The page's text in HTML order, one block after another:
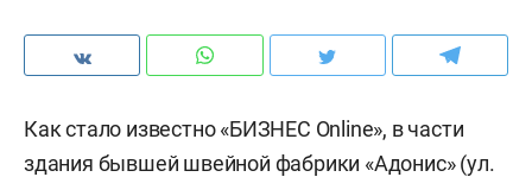
Как стало известно «БИЗНЕС Online», в части
здания бывшей швейной фабрики «Адонис» (ул.